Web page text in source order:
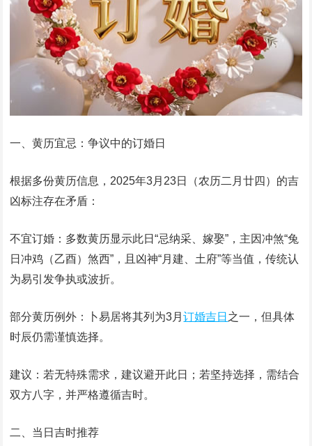
一、黄历宜忌：争议中的订婚日
根据多份黄历信息，2025年3月23日（农历二月廿四）的吉
凶标注存在矛盾：
不宜订婚：多数黄历显示此日“忌纳采、嫁娶”，主因冲煞“兔
日冲鸡（乙酉）煞西”，且凶神“月建、土府”等当值，传统认
为易引发争执或波折。
部分黄历例外：卜易居将其列为3月订婚吉日 之一，但具体
时辰仍需谨慎选择。
建议：若无特殊需求，建议避开此日；若坚持选择，需结合
双方八字，并严格遵循吉时。
二、当日吉时推荐